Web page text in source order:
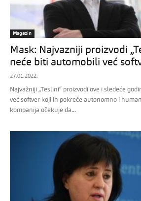
Magazin
Mask: Najvazniji proizvodi
neće biti automobili već
27.01.2022.
Najvažniji „Teslini“ proizvodi ove i sledeće
već softver koji ih pokreće autonomno i
kompanija očekuje da...